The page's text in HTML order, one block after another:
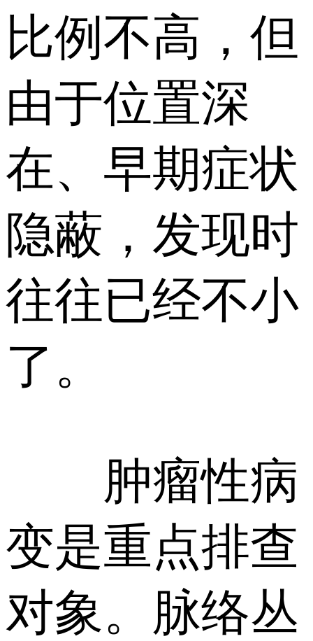
比例不高，但
由于位置深
在、早期症状
隐蔽，发现时
往往已经不小
了。
肿瘤性病
变是重点排查
对象。脉络丛